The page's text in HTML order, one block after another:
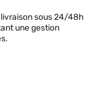
livraison sous 24/48h
une gestion